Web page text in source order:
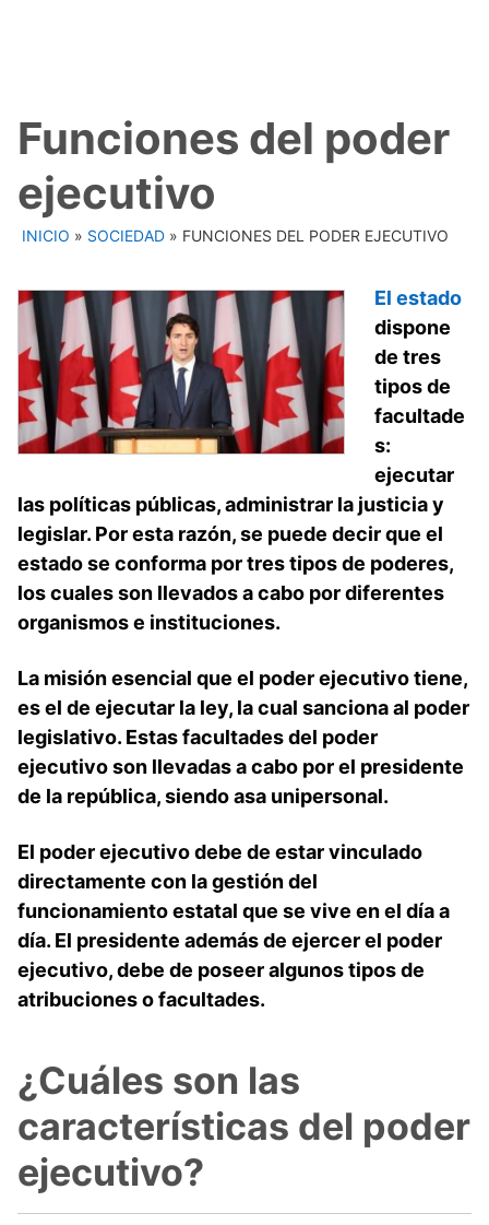
Funciones del poder
ejecutivo
INICIO » SOCIEDAD » FUNCIONES DEL PODER EJECUTIVO
El estado
dispone
de tres
tipos de
facultade
s:
ejecutar
las políticas públicas, administrar la justicia y
legislar. Por esta razón, se puede decir que el
estado se conforma por trestipos de poderes,
los cuales son llevados a cabo por diferentes
organismos e instituciones.
La misión esencial que el poder ejecutivotiene,
es el de ejecutar la ley, la cual sanciona al poder
legislativo. Estas facultades del poder
ejecutivo son llevadas a cabo por el presidente
de la república, siendo asa unipersonal.
El poder ejecutivo debe de estar vinculado
directamente con la gestión del
funcionamiento estatal que se vive en el día a
día. El presidente además de ejercer el poder
ejecutivo, debe de poseer algunos tipos de
atribuciones o facultades.
¿Cuáles son las
características del poder
ejecutivo?